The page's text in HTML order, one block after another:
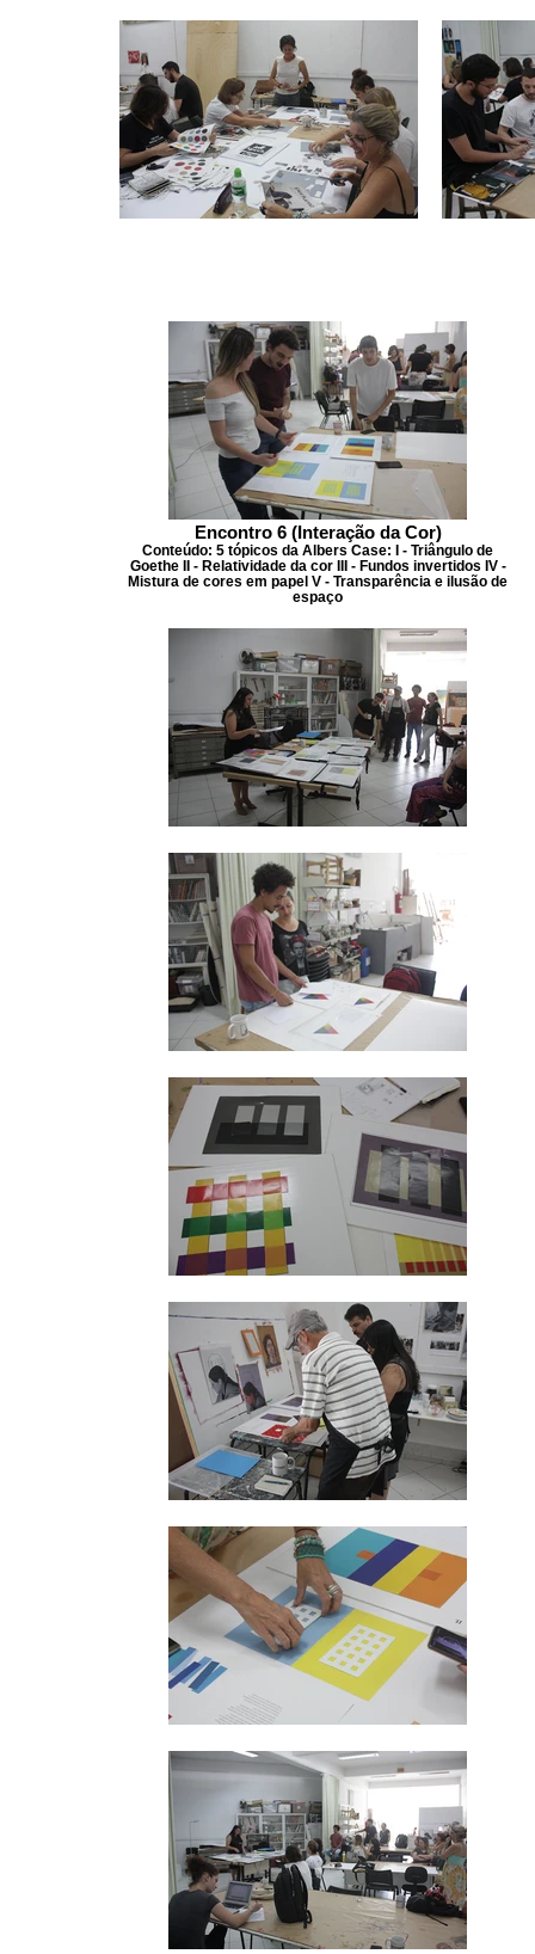
Encontro 6 (Interação da Cor)
Conteúdo: 5 tópicos da Albers Case: I - Triângulo de
Goethe II - Relatividade da cor III - Fundos invertidos IV -
Mistura de cores em papel V - Transparência e ilusão de
espaço